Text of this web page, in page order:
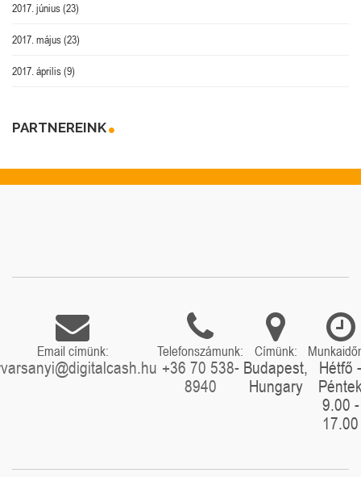
2017. június(23)
2017. május(23)
2017. április(9)
PARTNEREINK
Email címünk: Telefonszámunk:
+36 70 538-
8940
Címünk:
Budapest,
Hungary
Hétfő -
9.00 -
17.00